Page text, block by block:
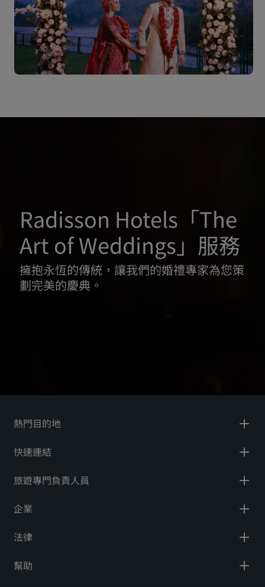
Radisson Hotels「The
Art of Weddings」服務
擁抱永恆的傳統，讓我們的婚禮專家為您策
劃完美的慶典。
熱門目的地
快速連結
旅遊專門負責人員
企業
法律
幫助